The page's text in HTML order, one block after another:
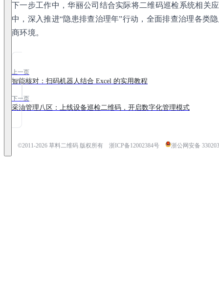
下一步工作中，华丽公司结合实际将二维码巡检系统相关
中，深入推进“隐患排查治理年”行动，全面排查治理各类
商环境。
上一页
智能核对：扫码机器人结合 Excel 的实用教程
下一页
采油管理八区：上线设备巡检二维码，开启数字化管理模式
©2011-2026草料二维码 版权所有 浙ICP备12002384号 浙公网安备